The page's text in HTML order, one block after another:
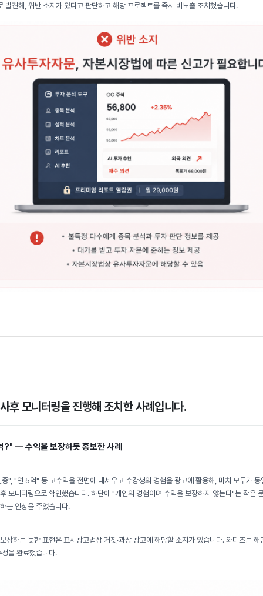
발견해, 위반 소지가 있다고 판단하고 해당 프로젝트를 즉시 비노출 조치했습니다.
후 모니터링을 진행해 조치한 사례입니다.
?" — 수익을 보장하듯 홍보한 사례
", "연 5억" 등 고수익을 전면에 내세우고 수강생의 경험을 광고에 활용해, 마치 모두가 동
모니터링으로 확인했습니다. 하단에 "개인의 경험이며 수익을 보장하지 않는다"는 작은
는 인상을 주었습니다.
장하는 듯한 표현은 표시광고법상 거짓·과장 광고에 해당할 소지가 있습니다. 와디즈는
을 완료했습니다.